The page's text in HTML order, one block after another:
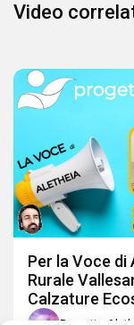
Video
Per la Voce di
Rurale
Calzature